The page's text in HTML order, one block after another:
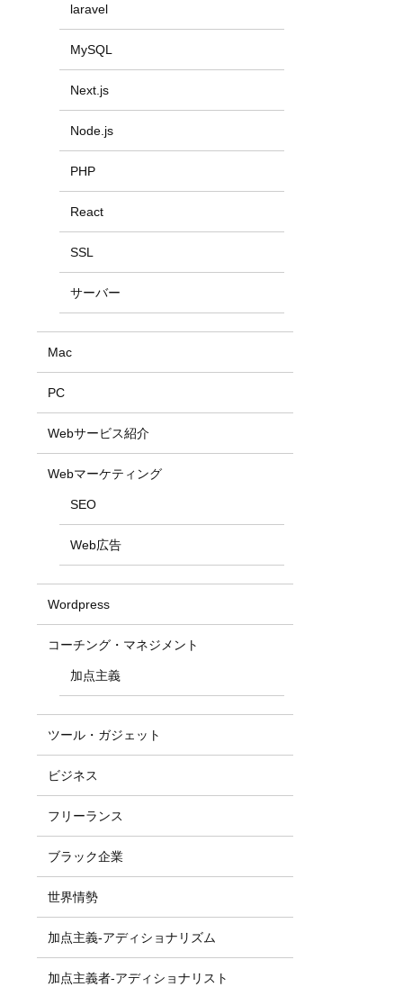
laravel
MySQL
Next.js
Node.js
PHP
React
SSL
サーバー
Mac
PC
Webサービス紹介
Webマーケティング
SEO
Web広告
Wordpress
コーチング・マネジメント
加点主義
ツール・ガジェット
ビジネス
フリーランス
ブラック企業
世界情勢
加点主義-アディショナリズム
加点主義者-アディショナリスト